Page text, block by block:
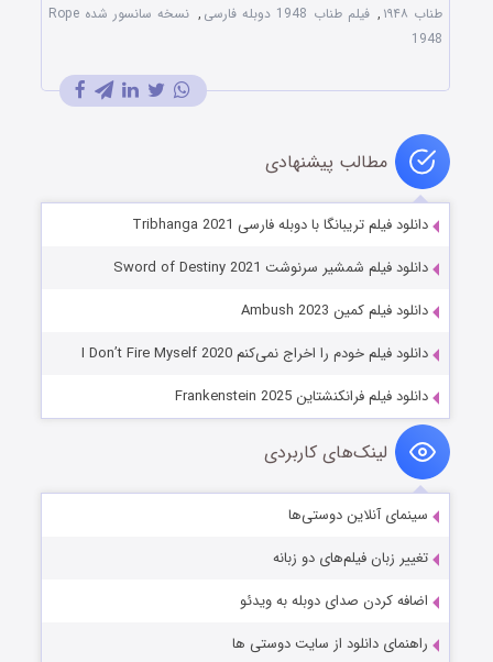
طناب ۱۹۴۸ , فیلم طناب 1948 دوبله فارسی ,
نسخه سانسور شده Rope
1948
مطالب پیشنهادی
دانلود فیلم تریبانگا با دوبله فارسی Tribhanga 2021
دانلود فیلم شمشیر سرنوشت Sword of Destiny 2021
دانلود فیلم کمین Ambush 2023
دانلود فیلم خودم را اخراج نمی‌کنم I Don’t Fire Myself 2020
دانلود فیلم فرانکنشتاین Frankenstein 2025
لینک‌های کاربردی
سینمای آنلاین دوستی‌ها
تغییر زبان فیلم‌های دو زبانه
اضافه کردن صدای دوبله به ویدئو
راهنمای دانلود از سایت دوستی ها